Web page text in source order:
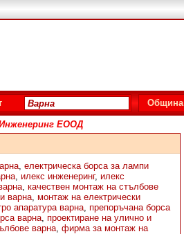
Община
ЕООД
, електрическа борса за лампи
, илекс инженеринг, илекс
, качествен монтаж на стълбове
варна, монтаж на електрически
апаратура варна, препоръчана борса
варна, проектиране на улично и
варна, фирма за монтаж на